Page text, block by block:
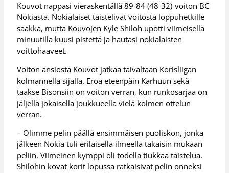
Kouvot nappasi vieraskentällä 89-84 (48-32)-voiton BC
Nokiasta. Nokialaiset taistelivat voitosta loppuhetkille
saakka, mutta Kouvojen Kyle Shiloh upotti viimeisellä
minuutilla kuusi pistettä ja hautasi nokialaisten
voittohaaveet.
Voiton ansiosta Kouvot jatkaa taivaltaan Korisliigan
kolmannella sijalla. Eroa eteenpäin Karhuun sekä
taakse Bisonsiin on voiton verran, kun runkosarjaa on
jäljellä jokaisella joukkueella vielä kolmen ottelun
verran.
– Olimme pelin päällä ensimmäisen puoliskon, jonka
jälkeen Nokia tuli erilaisella ilmeella takaisin mukaan
peliin. Viimeinen kymppi oli todella tiukkaa taistelua.
Shilohin kovat korit lopussa ratkaisivat pelin onneksi